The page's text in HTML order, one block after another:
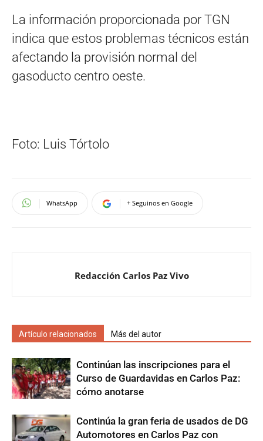
La información proporcionada por TGN
indica que estos problemas técnicos están
afectando la provisión normal del
gasoducto centro oeste.
Foto: Luis Tórtolo
WhatsApp + Seguinos en Google
Redacción Carlos Paz Vivo
Artículo relacionados Más del autor
Continúan las inscripciones para el
Curso de Guardavidas en Carlos Paz:
cómo anotarse
Continúa la gran feria de usados de DG
Automotores en Carlos Paz con